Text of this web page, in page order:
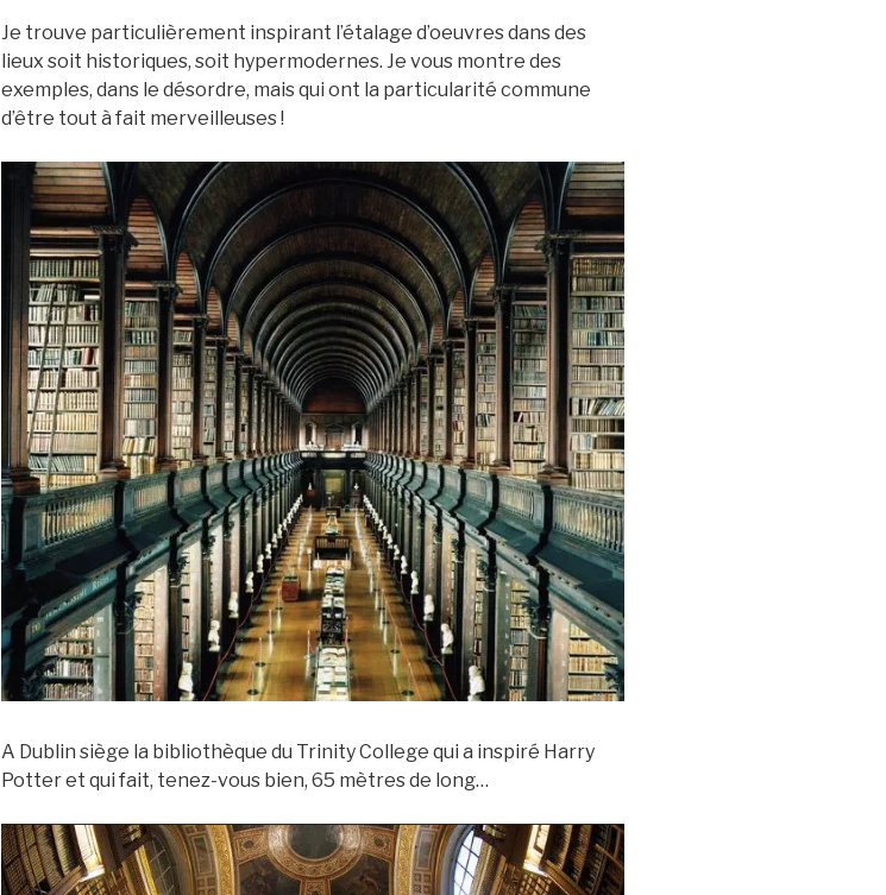
Je trouve particulièrement inspirant l’étalage d’oeuvres dans des
lieux soit historiques, soit hypermodernes. Je vous montre des
exemples, dans le désordre, mais qui ont la particularité commune
d’être tout à fait merveilleuses !
A Dublin siège la bibliothèque du Trinity College qui a inspiré Harry
Potter et qui fait, tenez-vous bien, 65 mètres de long…